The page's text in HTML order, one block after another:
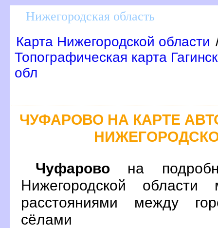
Нижегородская область
Карта Нижегородской области
Топографическая карта
обл
ЧУФАРОВО НА КАРТЕ
Чуфарово на
Нижегородской
расстояниями между
сёлами